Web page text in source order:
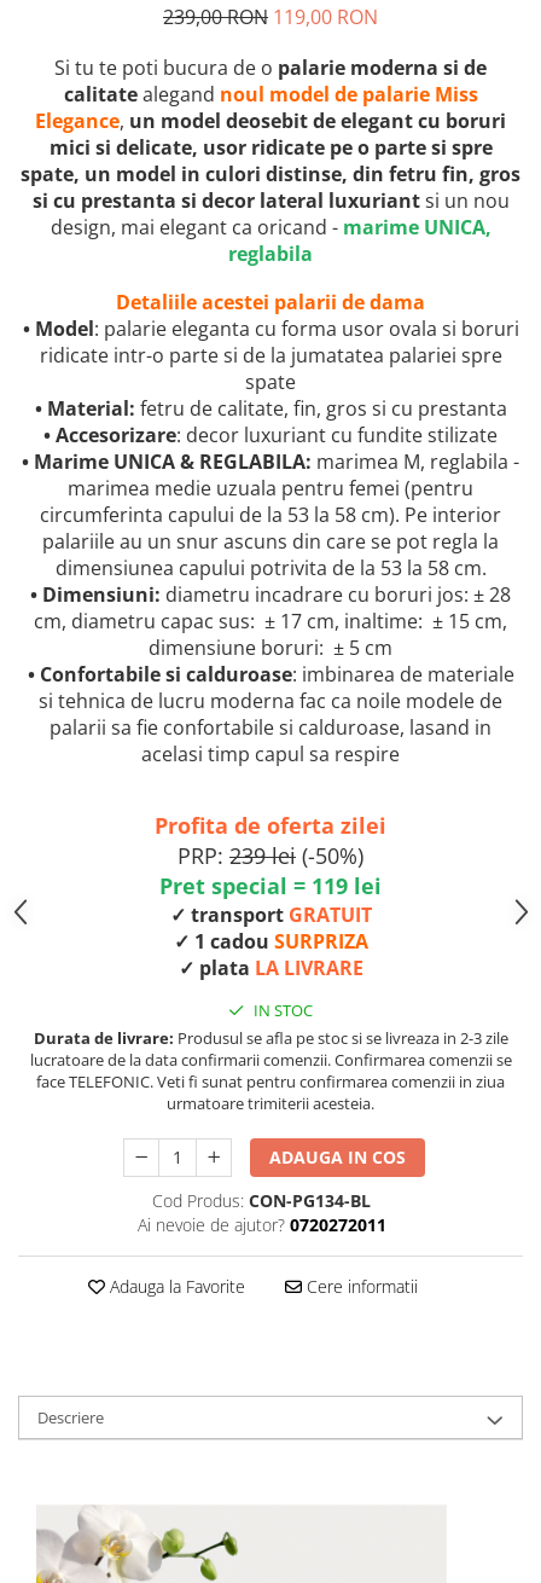
239,00 RON 119,00 RON
Si tu te poti bucura de o palarie moderna si de
calitatealegand noul model de palarie Miss
Elegance, un model deosebit de elegant cu boruri
mici si delicate, usor ridicate pe o parte si spre
spate, un model in culori distinse, din fetru fin, gros
si cu prestanta si decor lateral luxuriantsi un nou
design, mai elegant ca oricand - marime UNICA,
reglabila
Detaliile acestei palarii de dama
• Model: palarie eleganta cu forma usor ovala si boruri
ridicate intr-o parte si de la jumatatea palariei spre
spate
• Material: fetru de calitate, fin, gros si cu prestanta
•Accesorizare: decor luxuriant cu fundite stilizate
• Marime UNICA & REGLABILA: marimea M, reglabila -
marimea medie uzuala pentru femei (pentru
circumferinta capului de la 53 la 58 cm). Pe interior
palariile au un snur ascuns din care se pot regla la
dimensiunea capului potrivita de la 53 la 58 cm.
• Dimensiuni: diametru incadrare cu boruri jos: ± 28
cm, diametru capac sus: ± 17 cm, inaltime: ± 15 cm,
dimensiune boruri: ± 5 cm
• Confortabile si calduroase: imbinarea de materiale
si tehnica de lucru moderna fac ca noile modele de
palarii sa fie confortabile si calduroase, lasand in
acelasi timp capul sa respire
Profita de oferta zilei
PRP: 239 lei (-50%)
Pret special = 119 lei
✓ transport GRATUIT
✓ 1 cadou SURPRIZA
✓ plata LA LIVRARE
IN STOC
Durata de livrare: Produsul se afla pe stoc si se livreaza in 2-3 zile
lucratoare de la data confirmarii comenzii. Confirmarea comenzii se
face TELEFONIC. Veti fi sunat pentru confirmarea comenzii in ziua
urmatoare trimiterii acesteia.
ADAUGA IN COS
Cod Produs: CON-PG134-BL
Ai nevoie de ajutor? 0720272011
Adauga la Favorite Cere informatii
Descriere